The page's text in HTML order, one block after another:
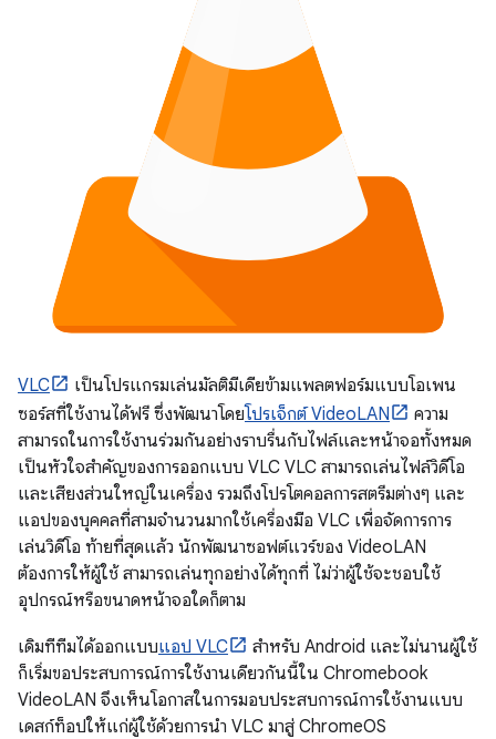
VLC
เป็นโปรแกรมเล่นมัลติมีเดียข้ามแพลตฟอร์มแบบโอเพน
ซอร์สที่ใช้งานได้ฟรี ซึ่งพัฒนาโดยโปรเจ็กต์ VideoLAN
ความ
สามารถในการใช้งานร่วมกันอย่างราบรื่นกับไฟล์และหน้าจอทั้งหมด
เป็นหัวใจสำคัญของการออกแบบ VLC VLC สามารถเล่นไฟล์วิดีโอ
และเสียงส่วนใหญ่ในเครื่อง รวมถึงโปรโตคอลการสตรีมต่างๆ และ
แอปของบุคคลที่สามจำนวนมากใช้เครื่องมือ VLC เพื่อจัดการการ
เล่นวิดีโอ ท้ายที่สุดแล้ว นักพัฒนาซอฟต์แวร์ของ VideoLAN
ต้องการให้ผู้ใช้ สามารถเล่นทุกอย่างได้ทุกที่ ไม่ว่าผู้ใช้จะชอบใช้
อุปกรณ์หรือขนาดหน้าจอใดก็ตาม
เดิมทีทีมได้ออกแบบแอป VLC
สำหรับ Android และไม่นานผู้ใช้
ก็เริ่มขอประสบการณ์การใช้งานเดียวกันนี้ใน Chromebook
VideoLAN จึงเห็นโอกาสในการมอบประสบการณ์การใช้งานแบบ
เดสก์ท็อปให้แก่ผู้ใช้ด้วยการนำ VLC มาสู่ ChromeOS